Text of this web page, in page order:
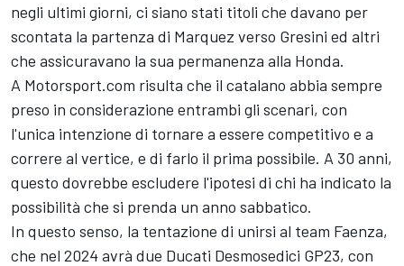
negli ultimi giorni, ci siano stati titoli che davano per
scontata la partenza di Marquez verso Gresini ed altri
che assicuravano la sua permanenza alla Honda.
A Motorsport.com risulta che il catalano abbia sempre
preso in considerazione entrambi gli scenari, con
l'unica intenzione di tornare a essere competitivo e a
correre al vertice, e di farlo il prima possibile. A 30 anni,
questo dovrebbe escludere l'ipotesi di chi ha indicato la
possibilità che si prenda un anno sabbatico.
In questo senso, la tentazione di unirsi al team Faenza,
che nel 2024 avrà due Ducati Desmosedici GP23, con